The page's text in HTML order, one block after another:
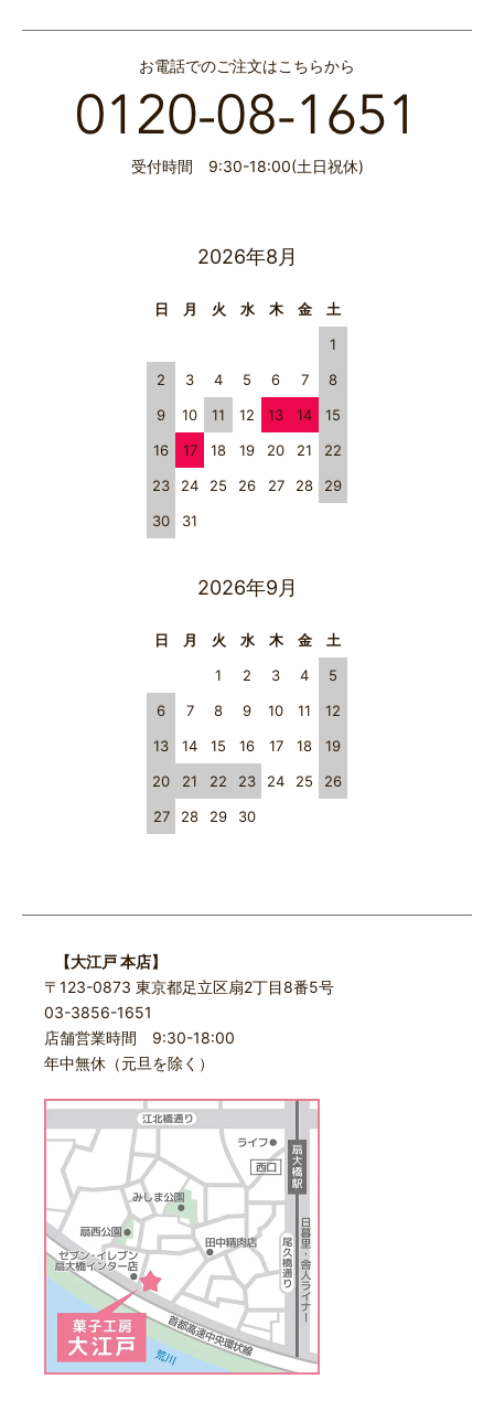
お電話でのご注文はこちらから
受付時間 9:30-18:00(土日祝休)
2026年8月
日 月 火 水 木 金
土
1
2
3 4 5 6 7
8
9
10 11 12 13 14
15
16
17 18 19 20 21
22
23
24 25 26 27 28
29
30
31
2026年9月
日 月 火 水 木 金
土
1
2 3 4
5
6
7 8 9 10 11
12
13
14 15 16 17 18
19
20
21 22 23 24 25
26
27
28 29 30
【大江戸 本店】
〒123-0873 東京都足立区扇2丁目8番5号
03-3856-1651
店舗営業時間 9:30-18:00
年中無休（元旦を除く）